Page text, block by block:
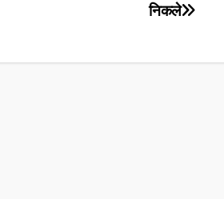
निकले